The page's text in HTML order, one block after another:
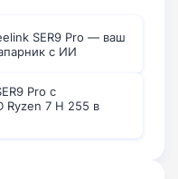
SER9 Pro — ваш
с ИИ
Pro с
Ryzen 7 H 255 в